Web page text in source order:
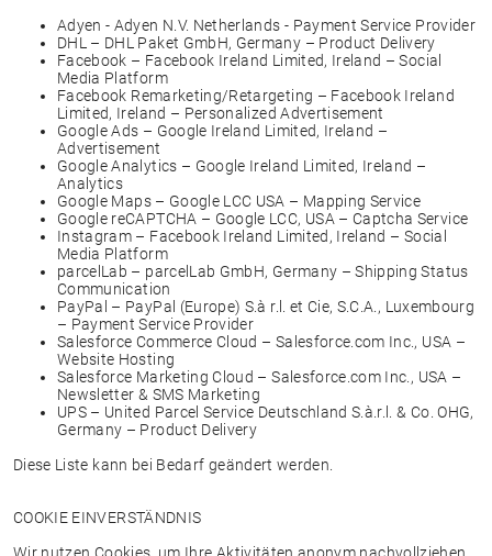
Adyen - Adyen N.V. Netherlands - Payment Service Provider
DHL – DHL Paket GmbH, Germany – Product Delivery
Facebook – Facebook Ireland Limited, Ireland – Social
Media Platform
Facebook Remarketing/Retargeting – Facebook Ireland
Limited, Ireland – Personalized Advertisement
Google Ads – Google Ireland Limited, Ireland –
Advertisement
Google Analytics – Google Ireland Limited, Ireland –
Analytics
Google Maps – Google LCC USA – Mapping Service
Google reCAPTCHA – Google LCC, USA – Captcha Service
Instagram – Facebook Ireland Limited, Ireland – Social
Media Platform
parcelLab – parcelLab GmbH, Germany – Shipping Status
Communication
PayPal – PayPal (Europe) S.à r.l. et Cie, S.C.A., Luxembourg
– Payment Service Provider
Salesforce Commerce Cloud – Salesforce.com Inc., USA –
Website Hosting
Salesforce Marketing Cloud – Salesforce.com Inc., USA –
Newsletter & SMS Marketing
UPS – United Parcel Service Deutschland S.à.r.l. & Co. OHG,
Germany – Product Delivery
Diese Liste kann bei Bedarf geändert werden.
COOKIE EINVERSTÄNDNIS